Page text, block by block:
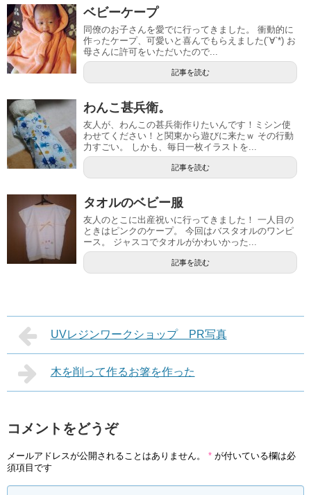
ベビーケープ
同僚のお子さんを愛でに行ってきました。 衝動的に
作ったケープ、可愛いと喜んでもらえました(´∀`*) お
母さんに許可をいただいたので...
記事を読む
わんこ甚兵衛。
友人が、わんこの甚兵衛作りたいんです！ミシン使
わせてください！と関東から遊びに来たｗ その行動
力すごい。 しかも、毎日一枚イラストを...
記事を読む
タオルのベビー服
友人のとこに出産祝いに行ってきました！ 一人目の
ときはピンクのケープ。 今回はバスタオルのワンピ
ース。 ジャスコでタオルがかわいかった...
記事を読む
UVレジンワークショップ PR写真
木を削って作るお箸を作った
コメントをどうぞ
メールアドレスが公開されることはありません。 * が付いている欄は必
須項目です